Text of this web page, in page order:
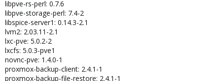
libpve-rs-perl: 0.7.6
libpve-storage-perl: 7.4-2
libspice-server1: 0.14.3-2.1
lvm2: 2.03.11-2.1
lxc-pve: 5.0.2-2
lxcfs: 5.0.3-pve1
novnc-pve: 1.4.0-1
proxmox-backup-client: 2.4.1-1
proxmox-backup-file-restore: 2.4.1-1